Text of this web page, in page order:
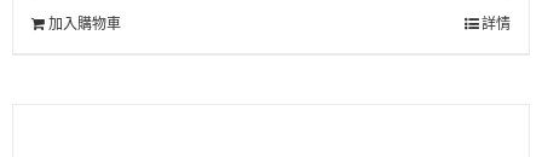
加入購物車 詳情